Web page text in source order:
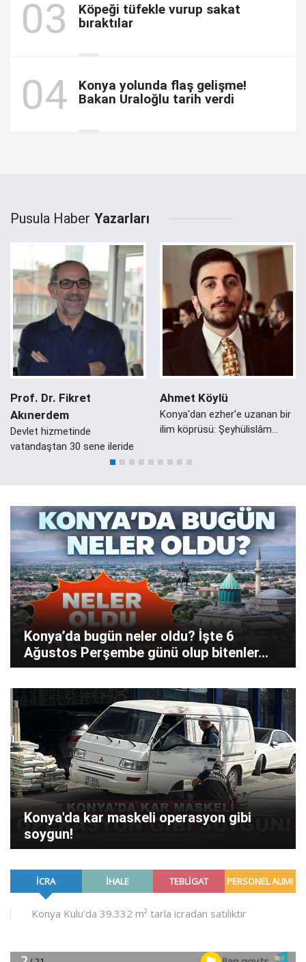
Köpeği tüfekle vurup sakat
bıraktılar
Konya yolunda flaş gelişme!
Bakan Uraloğlu tarih verdi
Pusula Haber Yazarları
Prof. Dr. Fikret
Akınerdem
Devlet hizmetinde
vatandaştan 30 sene ileride
Ahmet Köylü
Konya'dan ezher'e uzanan bir
ilim köprüsü: Şeyhülislâm
Konyalı Damadı Ali Zeki Efendi
Konya’da bugün neler oldu? İşte 6
Ağustos Perşembe günü olup bitenler…
Konya'da kar maskeli operasyon gibi
soygun!